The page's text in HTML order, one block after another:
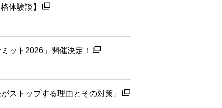
体験談】
ット2026」開催決定！
ストップする理由とその対策」